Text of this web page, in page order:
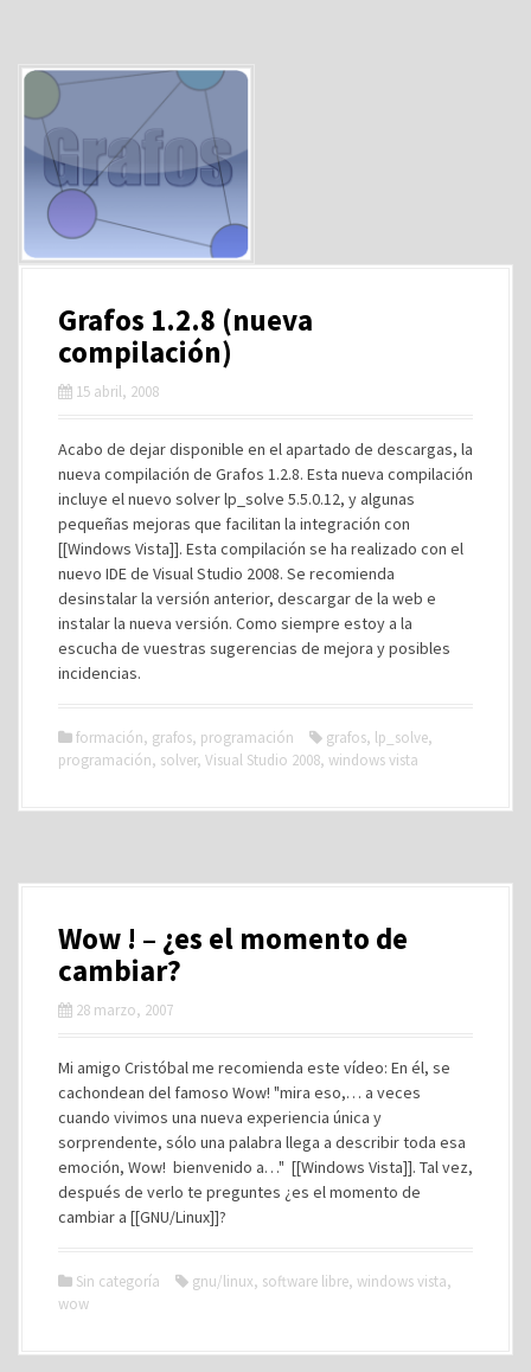
Grafos 1.2.8 (nueva
compilación)
15 abril, 2008
Acabo de dejar disponible en el apartado de descargas, la
nueva compilación de Grafos 1.2.8. Esta nueva compilación
incluye el nuevo solver lp_solve 5.5.0.12, y algunas
pequeñas mejoras que facilitan la integración con
[[Windows Vista]]. Esta compilación se ha realizado con el
nuevo IDE de Visual Studio 2008. Se recomienda
desinstalar la versión anterior, descargar de la web e
instalar la nueva versión. Como siempre estoy a la
escucha de vuestras sugerencias de mejora y posibles
incidencias.
formación, grafos, programación grafos, lp_solve,
programación, solver, Visual Studio 2008, windows vista
Wow ! – ¿es el momento de
cambiar?
28 marzo, 2007
Mi amigo Cristóbal me recomienda este vídeo: En él, se
cachondean del famoso Wow! "mira eso,… a veces
cuando vivimos una nueva experiencia única y
sorprendente, sólo una palabra llega a describir toda esa
emoción, Wow! bienvenido a…" [[Windows Vista]]. Tal vez,
después de verlo te preguntes ¿es el momento de
cambiar a [[GNU/Linux]]?
Sin categoría gnu/linux, software libre, windows vista,
wow